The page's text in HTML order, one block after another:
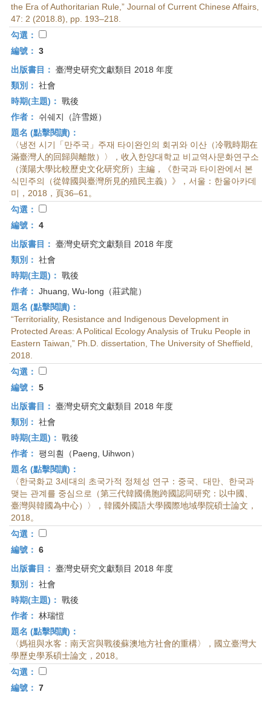
the Era of Authoritarian Rule,” Journal of Current Chinese Affairs,
47: 2 (2018.8), pp. 193–218.
勾選：
編號： 3
出版書目： 臺灣史研究文獻類目 2018 年度
類別： 社會
時期(主題)： 戰後
作者：
쉬쉐지（許雪姬）
題名 (點擊閱讀)：
〈냉전 시기「만주국」주재 타이완인의 회귀와 이산（冷戰時期在
滿臺灣人的回歸與離散）〉，收入한양대학교 비교역사문화연구소
（漢陽大學比較歷史文化研究所）主編，《한국과 타이완에서 본
식민주의（從韓國與臺灣所見的殖民主義）》，서울：한울아카데
미，2018，頁36–61。
勾選：
編號： 4
出版書目： 臺灣史研究文獻類目 2018 年度
類別： 社會
時期(主題)： 戰後
作者： Jhuang, Wu-long（莊武龍）
題名 (點擊閱讀)：
“Territoriality, Resistance and Indigenous Development in
Protected Areas: A Political Ecology Analysis of Truku People in
Eastern Taiwan,” Ph.D. dissertation, The University of Sheffield,
2018.
勾選：
編號： 5
出版書目： 臺灣史研究文獻類目 2018 年度
類別： 社會
時期(主題)： 戰後
作者： 팽의훤（Paeng, Uihwon）
題名 (點擊閱讀)：
〈한국화교 3세대의 초국가적 정체성 연구：중국、대만、한국과
맺는 관계를 중심으로（第三代韓國僑胞跨國認同研究：以中國、
臺灣與韓國為中心）〉，韓國外國語大學國際地域學院碩士論文，
2018。
勾選：
編號： 6
出版書目： 臺灣史研究文獻類目 2018 年度
類別： 社會
時期(主題)： 戰後
作者： 林瑞愷
題名 (點擊閱讀)：
〈媽祖與水客：南天宮與戰後蘇澳地方社會的重構〉，國立臺灣大
學歷史學系碩士論文，2018。
勾選：
編號： 7